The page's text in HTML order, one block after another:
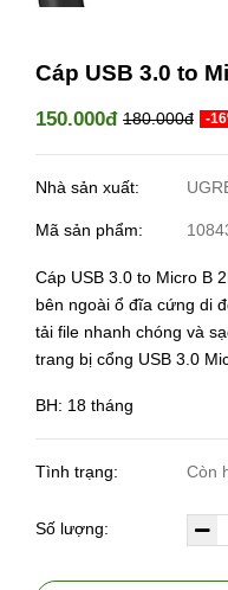
Cáp USB 3.0 to
150.000đ 180.000đ -
Nhà sản xuất:
Mã sản phẩm:
Cáp USB 3.0 to Micro B
bên ngoài ổ đĩa cứng di
tải file nhanh chóng và
trang bị cổng USB 3.0
BH: 18 tháng
Tình trạng: Còn
Số lượng: